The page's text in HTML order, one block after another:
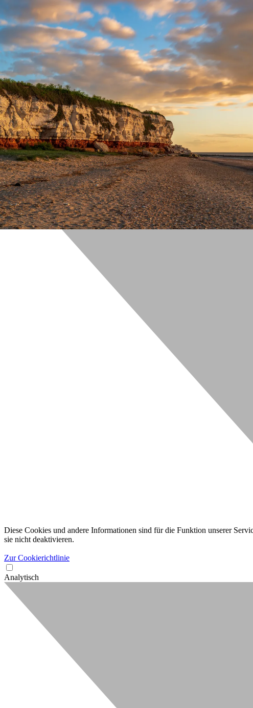
Nur notwendige Cookies
Unvergleichlich lecker
Mit dem Klick auf „geht klar” ermöglichen Sie uns Ihnen über Cookies ein
personalisierte Werbung und passende Angebote anzeigen. Über
Cookies” werden lediglich technisch notwendige Cookies gespeichert.
Anpassen
Geht klar
Datenschutzerklärung
Cookierichtlinie Impressum
« zurück
Ihre Cookie-Präferenzen verwalten
Wählen Sie, welche Cookies Sie auf check24.de akzeptieren.
Die Cookierichtlinie finden Siehier.
Notwendig
Diese Cookies und andere Informationen sind für die Funktion unserer
sie nicht deaktivieren.
Zur Cookierichtlinie
Analytisch